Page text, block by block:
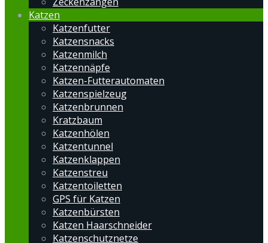
Katzen
Katzenfutter
Katzensnacks
Katzenmilch
Katzennäpfe
Katzen-Futterautomaten
Katzenspielzeug
Katzenbrunnen
Kratzbaum
Katzenhölen
Katzentunnel
Katzenklappen
Katzenstreu
Katzentoiletten
GPS für Katzen
Katzenbürsten
Katzen Haarschneider
Katzenschutznetze